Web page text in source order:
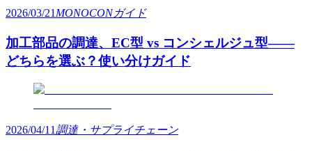
2026/03/21 MONOCONガイド
加工部品の調達、EC型 vs コンシェルジュ型——
どちらを選ぶ？使い分けガイド
2026/04/11 調達・サプライチェーン